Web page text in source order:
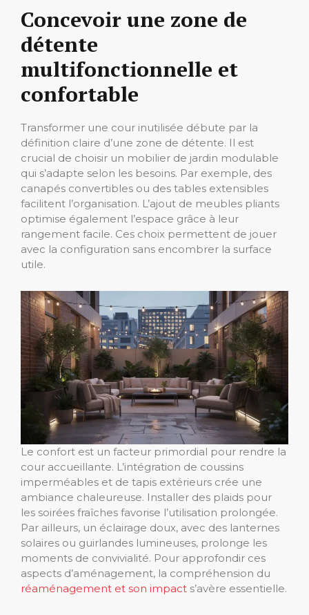
Concevoir une zone de
détente
multifonctionnelle et
confortable
Transformer une cour inutilisée débute par la
définition claire d’une zone de détente. Il est
crucial de choisir un mobilier de jardin modulable
qui s’adapte selon les besoins. Par exemple, des
canapés convertibles ou des tables extensibles
facilitent l’organisation. L’ajout de meubles pliants
optimise également l’espace grâce à leur
rangement facile. Ces choix permettent de jouer
avec la configuration sans encombrer la surface
utile.
Le confort est un facteur primordial pour rendre la
cour accueillante. L’intégration de coussins
imperméables et de tapis extérieurs crée une
ambiance chaleureuse. Installer des plaids pour
les soirées fraîches favorise l’utilisation prolongée.
Par ailleurs, un éclairage doux, avec des lanternes
solaires ou guirlandes lumineuses, prolonge les
moments de convivialité. Pour approfondir ces
aspects d’aménagement, la compréhension du
réaménagement et son impact s’avère essentielle.